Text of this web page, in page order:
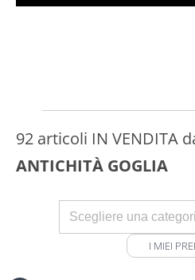
92 articoli IN VENDITA
ANTICHITÀ GOGLIA
I MIEI